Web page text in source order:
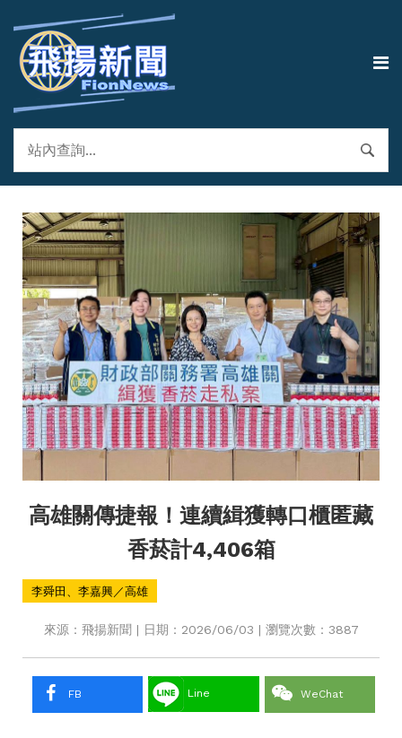
高雄關傳捷報！連續緝獲轉口櫃匿藏
香菸計4,406箱
李舜田、李嘉興／高雄
來源：飛揚新聞 | 日期：2026/06/03 | 瀏覽次數：3887
FB Line WeChat